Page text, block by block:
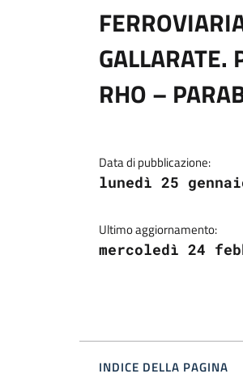
GALLARATE.
RHO –
Data di pubblicazione:
lunedì 25
Ultimo aggiornamento:
mercoledì 24
INDICE DELLA PAGINA